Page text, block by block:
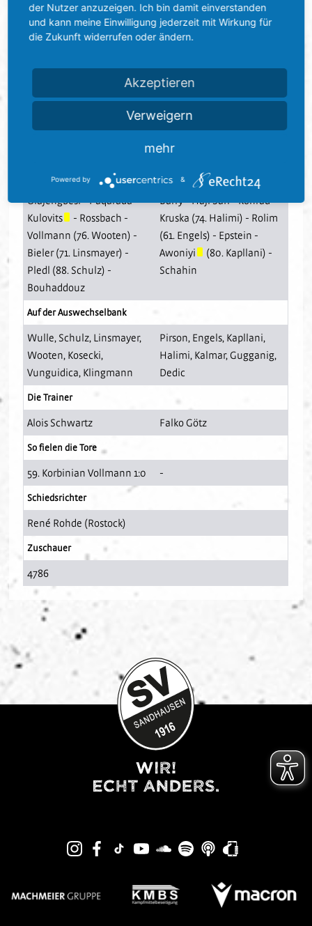
Tore: 1:0 Vollmann (59.)
Zuschauer: 4.786
Schiedsrichter:René Rohde (Rostock)
SV Sandhausen - FSV Frankfurt
SV Sandhausen FSV Frankfurt 1899
Knaller-Thiede-Kister-
Olajengbesi-Paqarada-
Kulovits
- Rossbach -
Vollmann (76. Wooten) -
Bieler(71. Linsmayer) -
Pledl (88. Schulz) -
Bouhaddouz
Weis- Huber-Ballas-
Barry-Haji Safi-Konrad-
Kruska (74. Halimi) - Rolim
(61. Engels) - Epstein -
Awoniyi
(80. Kapllani) -
Schahin
Auf der Auswechselbank
Wulle, Schulz, Linsmayer,
Wooten, Kosecki,
Vunguidica, Klingmann
Pirson, Engels, Kapllani,
Halimi, Kalmar, Gugganig,
Dedic
Die Trainer
Alois Schwartz Falko Götz
So fielen die Tore
59. Korbinian Vollmann 1:0 -
Schiedsrichter
René Rohde (Rostock)
Zuschauer
4786
der Nutzer anzuzeigen. Ich bin damit einverstanden
und kann meine Einwilligung jederzeit mit Wirkung für
die Zukunft widerrufen oder ändern.
Akzeptieren
Verweigern
mehr
Powered by &